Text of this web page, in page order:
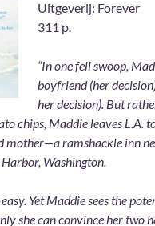
Uitgeverij: Forever
311 p.
“In one fell swoop,
boyfriend (her
her decision). But
chips, Maddie leaves L.A.
mother—a ramshackle inn
Washington.
Yet Maddie sees the
she can convince her two